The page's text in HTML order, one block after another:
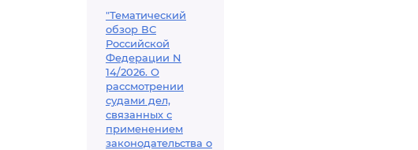
"Тематический
обзор ВС
Российской
Федерации N
14/2026. О
рассмотрении
судами дел,
связанных с
применением
законодательства о